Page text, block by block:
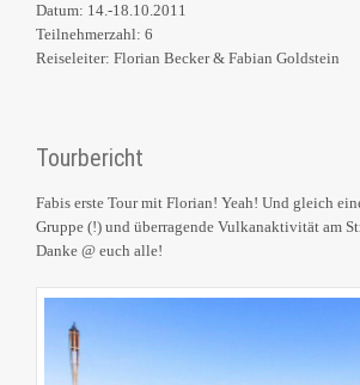
Datum: 14.-18.10.2011
Teilnehmerzahl: 6
Reiseleiter: Florian Becker & Fabian Goldstein
Tourbericht
Fabis erste Tour mit Florian! Yeah! Und gleich
Gruppe (!) und überragende Vulkanaktivität am
Danke @ euch alle!